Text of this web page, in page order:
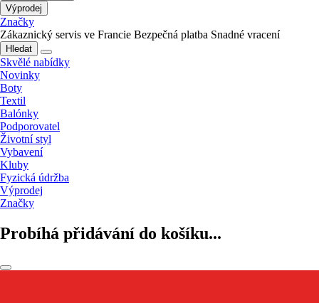
Výprodej
Značky
Zákaznický servis ve Francie Bezpečná platba Snadné vracení
Hledat
Skvělé nabídky
Novinky
Boty
Textil
Balónky
Podporovatel
Životní styl
Vybavení
Kluby
Fyzická údržba
Výprodej
Značky
Probíhá přidávání do košíku...